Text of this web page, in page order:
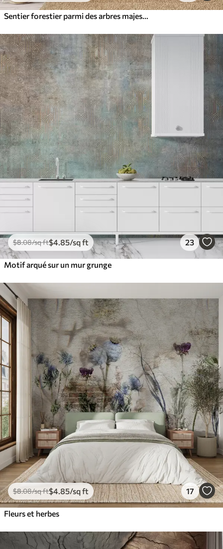
$8.08/sq ft$4 .85/sq ft 23
Motif arqué sur un mur grunge
$8.08/sq ft$4 .85/sq ft 17
Fleurs et herbes